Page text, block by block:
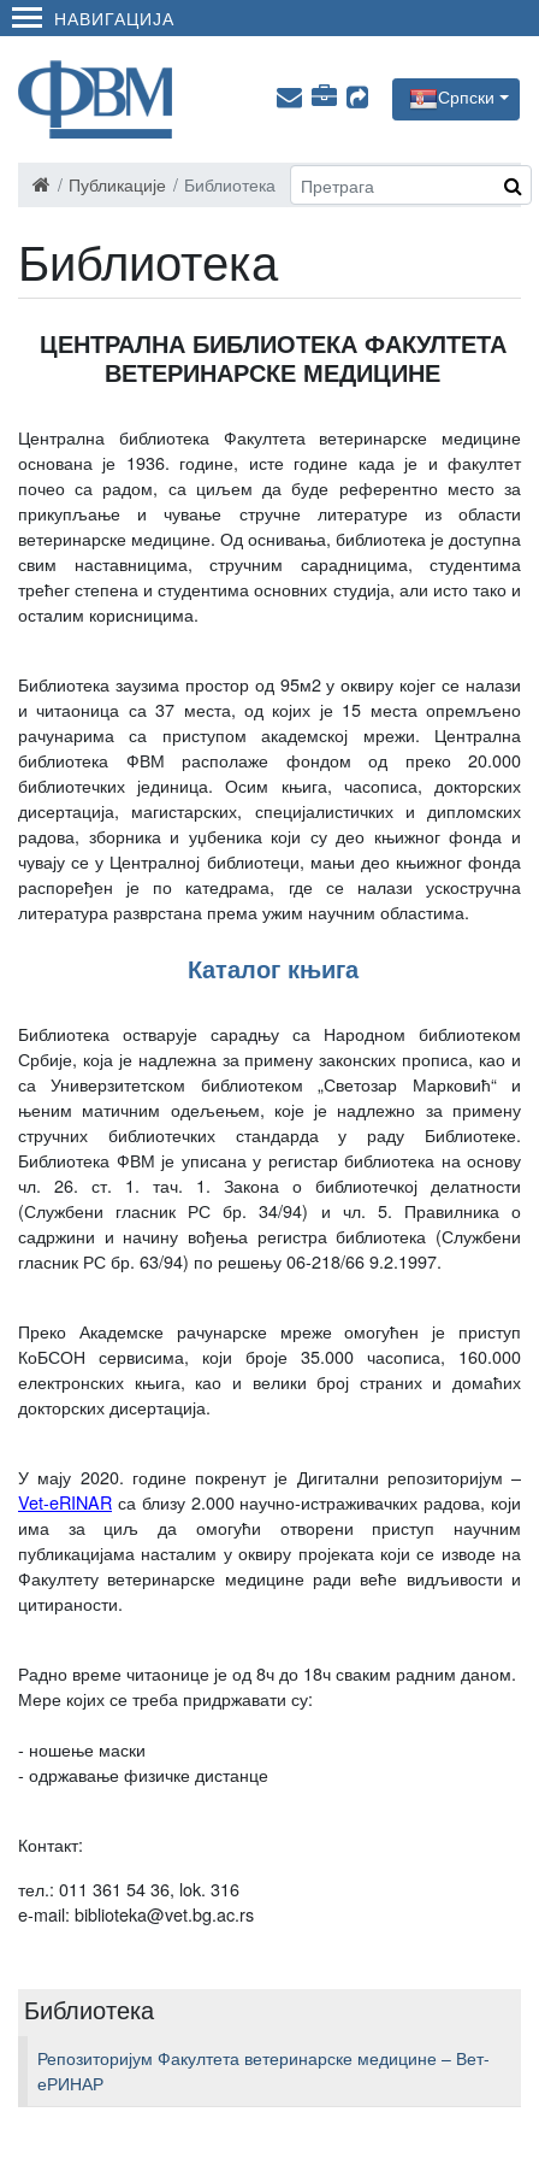
НАВИГАЦИЈА
Српски
Публикације Библиотека
Библиотека
Репозиторијум Факултета ветеринарске медицине – Вет-
еРИНАР
Библиотека
ЦЕНТРАЛНА БИБЛИОТЕКА ФАКУЛТЕТА
ВЕТЕРИНАРСКЕ МЕДИЦИНЕ
Централна библиотека Факултета ветеринарске медицине
основана је 1936. године, исте године када је и факултет
почео са радом, са циљем да буде референтно место за
прикупљање и чување стручне литературе из области
ветеринарске медицине. Од оснивања, библиотека је доступна
свим наставницима, стручним сарадницима, студентима
трећег степена и студентима основних студија, али исто тако и
осталим корисницима.
Библиотека заузима простор од 95м2 у оквиру којег се налази
и читаоница са 37 места, од којих је 15 места опремљено
рачунарима са приступом академској мрежи. Централна
библиотека ФВМ располаже фондом од преко 20.000
библиотечких јединица. Осим књига, часописа, докторских
дисертација, магистарских, специјалистичких и дипломских
радова, зборника и уџбеника који су део књижног фонда и
чувају се у Централној библиотеци, мањи део књижног фонда
распоређен је по катедрама, где се налази ускостручна
литература разврстана према ужим научним областима.
Каталог књига
Библиотека остварује сарадњу са Народном библиотеком
Србије, која је надлежна за примену законских прописа, као и
са Универзитетском библиотеком „Светозар Марковић“ и
њеним матичним одељењем, које је надлежно за примену
стручних библиотечких стандарда у раду Библиотеке.
Библиотека ФВМ је уписана у регистар библиотека на основу
чл. 26. ст. 1. тач. 1. Закона о библиотечкој делатности
(Службени гласник РС бр. 34/94) и чл. 5. Правилника о
садржини и начину вођења регистра библиотека (Службени
гласник РС бр. 63/94) по решењу 06-218/66 9.2.1997.
Преко Академске рачунарске мреже омогућен је приступ
КоБСОН сервисима, који броје 35.000 часописа, 160.000
електронских књига, као и велики број страних и домаћих
докторских дисертација.
У мају 2020. године покренут је Дигитални репозиторијум –
Vet-eRINAR са близу 2.000 научно-истраживачких радова, који
има за циљ да омогући отворени приступ научним
публикацијама насталим у оквиру пројеката који се изводе на
Факултету ветеринарске медицине ради веће видљивости и
цитираности.
Радно време читаонице је од 8ч до 18ч сваким радним даном.
Мере којих се треба придржавати су:
- ношење маски
- одржавање физичке дистанце
Контакт:
тел.: 011 361 54 36, lok. 316
e-mail: biblioteka@vet.bg.ac.rs